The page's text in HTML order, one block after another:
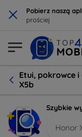
× Pobierz naszą
prościej
Etui, pokrowce
X5b
Szybkie
Honor